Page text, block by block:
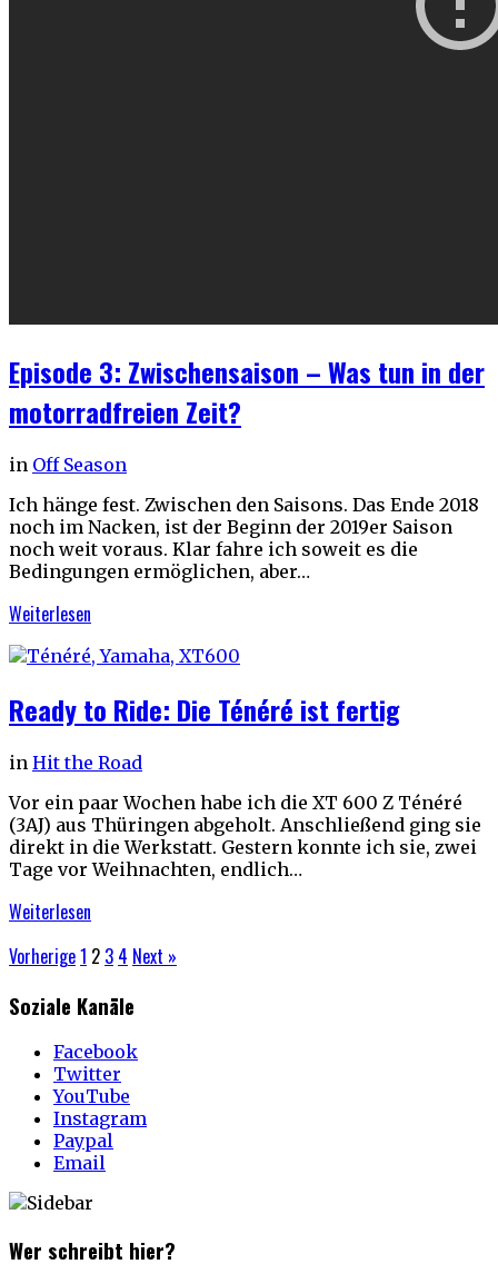
Episode 3: Zwischensaison – Was tun in der
motorradfreien Zeit?
in Off Season
Ich hänge fest. Zwischen den Saisons. Das Ende 2018
noch im Nacken, ist der Beginn der 2019er Saison
noch weit voraus. Klar fahre ich soweit es die
Bedingungen ermöglichen, aber…
Weiterlesen
Ready to Ride: Die Ténéré ist fertig
in Hit the Road
Vor ein paar Wochen habe ich die XT 600 Z Ténéré
(3AJ) aus Thüringen abgeholt. Anschließend ging sie
direkt in die Werkstatt. Gestern konnte ich sie, zwei
Tage vor Weihnachten, endlich…
Weiterlesen
Vorherige1 2 3 4 Next »
Soziale Kanäle
Facebook
Twitter
YouTube
Instagram
Paypal
Email
Wer schreibt hier?